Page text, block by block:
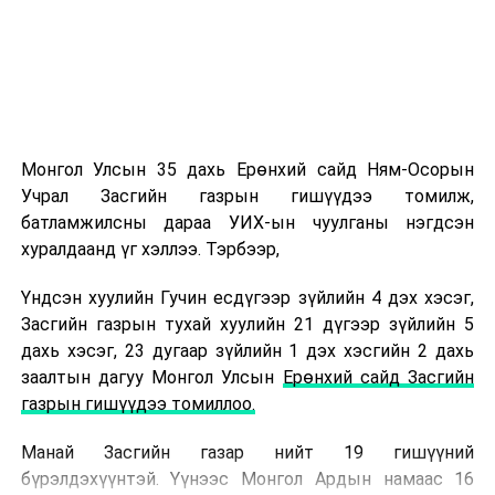
бэлтгэл сургалт дээр тулгуурладаг онцлогтой.
Тиймээс мэргэжлийн ур чадвар, эх оронч сэтгэлтэй
алба хаагчидтайгаа хамтран ажиллаж, иргэдийнхээ
итгэлийг хүлээж ажиллах нь хамгийн чухал гэж
боддог.
Бидний зорилго зөвхөн үүргээ гүйцэтгэхэд бус,
аливаа эрсдэлээс урьдчилан сэргийлж, иргэдийн амь
нас, эд хөрөнгийг хамгаалахад чиглэгддэг. Энэ
зорилгын төлөө хоёргүй сэтгэлээр ажиллах нь л
бидний “нууц жор” гэж хэлмээр байна.
-Цаг хэмнэх хамгийн шилдэг арга барил тань юу
вэ?
Монгол Улсын 35 дахь Ерөнхий сайд Ням-Осорын
Учрал Засгийн газрын гишүүдээ томилж,
батламжилсны дараа УИХ-ын чуулганы нэгдсэн
хуралдаанд үг хэллээ. Тэрбээр,
Үндсэн хуулийн Гучин есдүгээр зүйлийн 4 дэх хэсэг,
Засгийн газрын тухай хуулийн 21 дүгээр зүйлийн 5
дахь хэсэг, 23 дугаар зүйлийн 1 дэх хэсгийн 2 дахь
заалтын дагуу Монгол Улсын Ерөнхий сайд Засгийн
газрын гишүүдээ томиллоо.
Манай Засгийн газар нийт 19 гишүүний
бүрэлдэхүүнтэй. Үүнээс Монгол Ардын намаас 16